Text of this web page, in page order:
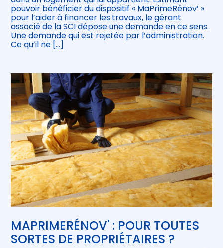
pouvoir bénéficier du dispositif « MaPrimeRénov’ »
pour l’aider à financer les travaux, le gérant
associé de la SCI dépose une demande en ce sens.
Une demande qui est rejetée par l’administration.
Ce qu’il ne […]
MAPRIMERÉNOV' : POUR TOUTES
SORTES DE PROPRIÉTAIRES ?